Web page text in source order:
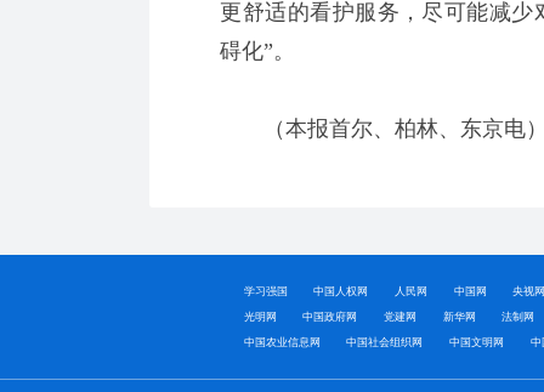
更舒适的看护服务，尽可能减
碍化”。
（本报首尔、柏林、东京电
学习强国 中国人权网 人民网 中国网 央视
光明网 中国政府网 党建网 新华网 法制网
中国农业信息网 中国社会组织网 中国文明网 中